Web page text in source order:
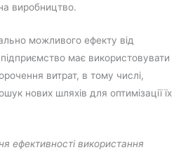
виробництво.
можливого ефекту від
має використовувати
витрат, в тому числі,
нових шляхів для оптимізації їх
ефективності використання